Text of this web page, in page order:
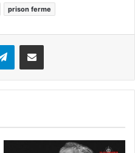
prison ferme
Telegram